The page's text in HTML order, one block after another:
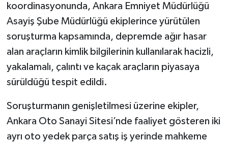
koordinasyonunda, Ankara Emniyet Müdürlüğü
Asayiş Şube Müdürlüğü ekiplerince yürütülen
soruşturma kapsamında, depremde ağır hasar
alan araçların kimlik bilgilerinin kullanılarak hacizli,
yakalamalı, çalıntı ve kaçak araçların piyasaya
sürüldüğü tespit edildi.
Soruşturmanın genişletilmesi üzerine ekipler,
Ankara Oto Sanayi Sitesi’nde faaliyet gösteren iki
ayrı oto yedek parça satış iş yerinde mahkeme